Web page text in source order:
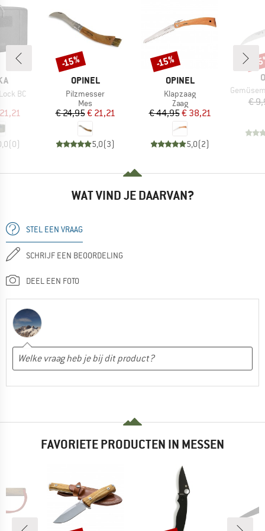
BC
prijs
(0)
MERK
OPINEL
Artikel
Pilzmesser
Productgroep
Mes
Prijs
€ 24,95Verlaagde prijs
€ 21,21
5,0(3)
Korting
-15%
MERK
OPINEL
Artikel
Klapzaag
Productgroep
Zaag
Prijs
€ 44,95Verlaagde prijs
€ 38,21
5,0(2)
Korting
-15%
Artikel
€
-
WAT VIND JE DAARVAN?
STEL EEN VRAAG
SCHRIJF EEN BEOORDELING
DEEL EEN FOTO
FAVORIETE PRODUCTEN IN MESSEN